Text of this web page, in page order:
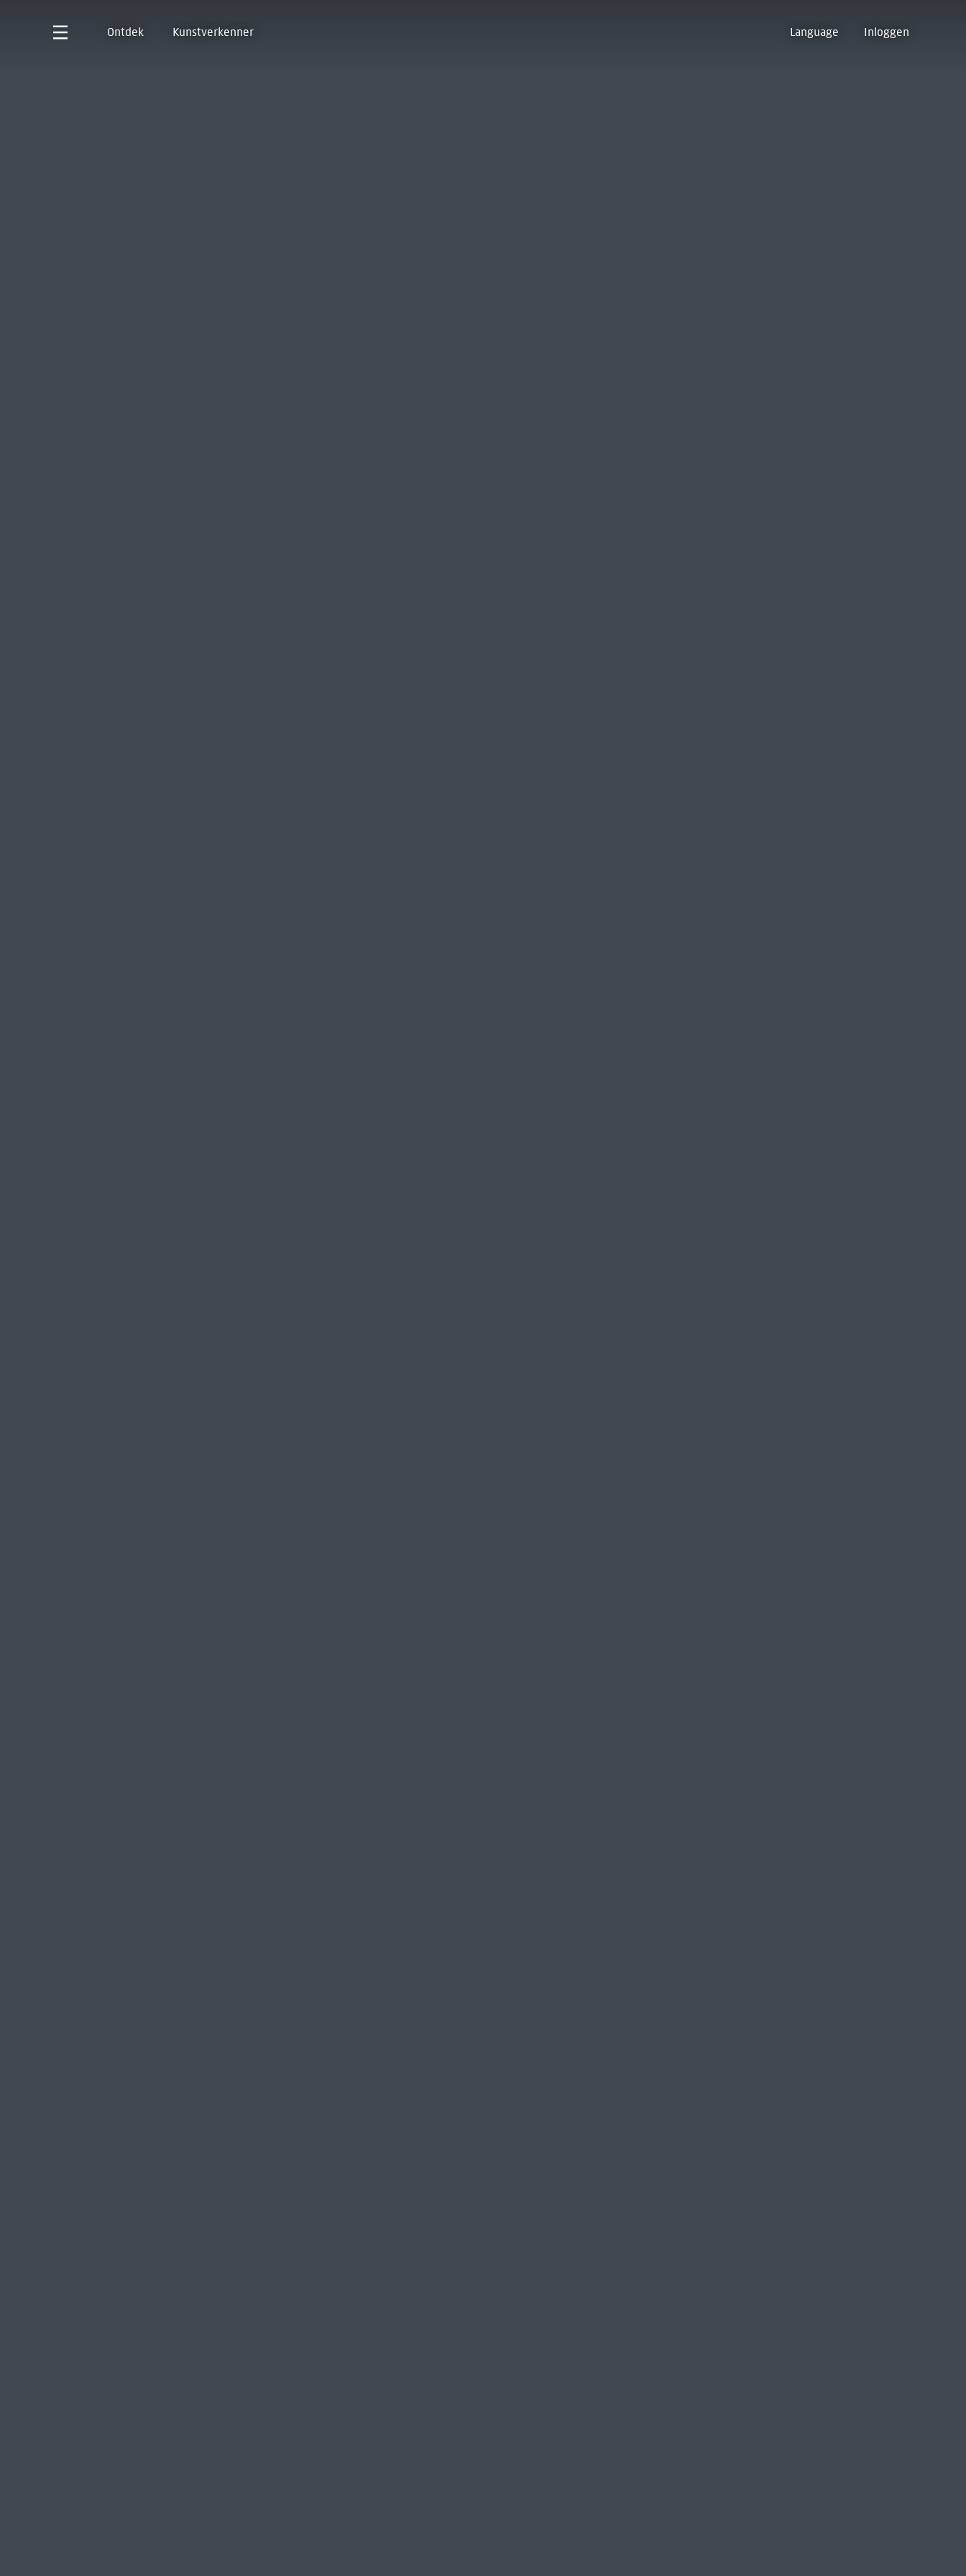
Ontdek Kunstverkenner Language Inloggen